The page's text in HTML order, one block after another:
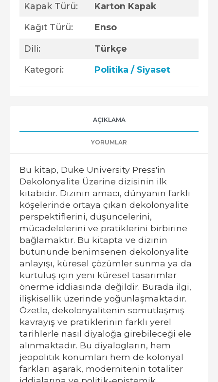
Kapak Türü: Karton Kapak
Kağıt Türü: Enso
Dili: Türkçe
Kategori: Politika / Siyaset
AÇIKLAMA
YORUMLAR
Bu kitap, Duke University Press'in
Dekolonyalite Üzerine dizisinin ilk
kitabıdır. Dizinin amacı, dünyanın farklı
köşelerinde ortaya çıkan dekolonyalite
perspektiflerini, düşüncelerini,
mücadelelerini ve pratiklerini birbirine
bağlamaktır. Bu kitapta ve dizinin
bütününde benimsenen dekolonyalite
anlayışı, küresel çözümler sunma ya da
kurtuluş için yeni küresel tasarımlar
önerme iddiasında değildir. Burada ilgi,
ilişkisellik üzerinde yoğunlaşmaktadır.
Özetle, dekolonyalitenin somutlaşmış
kavrayış ve pratiklerinin farklı yerel
tarihlerle nasıl diyaloğa girebileceği ele
alınmaktadır. Bu diyalogların, hem
jeopolitik konumları hem de kolonyal
farkları aşarak, modernitenin totaliter